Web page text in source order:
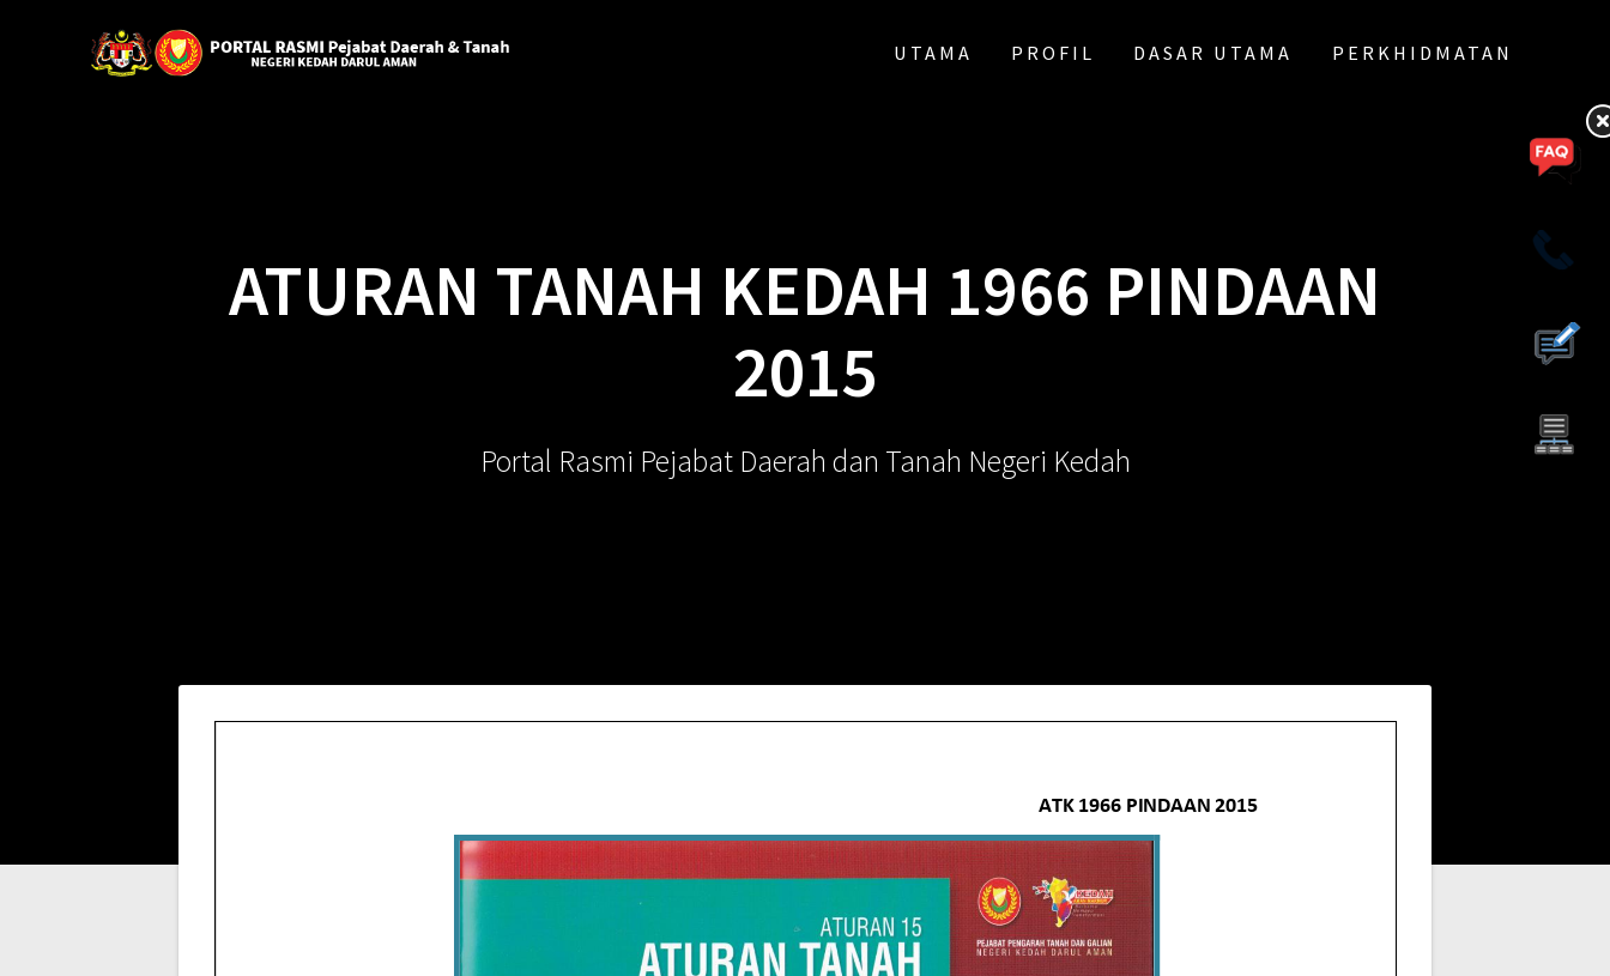
UTAMA PROFIL DASAR UTAMA PERKHIDMATAN
ATURAN TANAH KEDAH 1966 PINDAAN
2015
Portal Rasmi Pejabat Daerah dan Tanah Negeri Kedah